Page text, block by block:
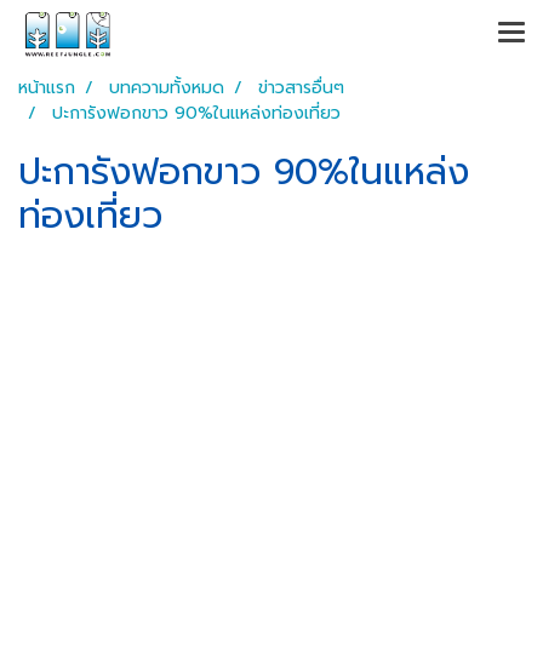
หน้าแรก บทความทั้งหมด
ข่าวสารอื่นๆ
ปะการังฟอกขาว 90%ในแหล่งท่องเที่ยว
ปะการังฟอกขาว 90%ในแหล่ง
ท่องเที่ยว